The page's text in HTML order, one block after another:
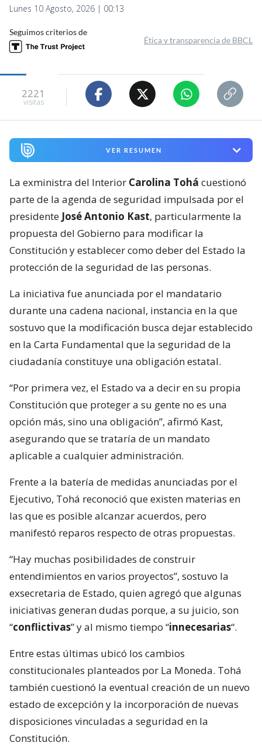
Lunes 10 Agosto, 2026 | 00:13
Seguimos criterios de
Ética y transparencia de BBCL
2221
visitas
VER RESUMEN
La exministra del Interior Carolina Tohá cuestionó
parte de la agenda de seguridad impulsada por el
presidente José Antonio Kast, particularmente la
propuesta del Gobierno para modificar la
Constitución y establecer como deber del Estado la
protección de la seguridad de las personas.
La iniciativa fue anunciada por el mandatario
durante una cadena nacional, instancia en la que
sostuvo que la modificación busca dejar establecido
en la Carta Fundamental que la seguridad de la
ciudadanía constituye una obligación estatal.
“Por primera vez, el Estado va a decir en su propia
Constitución que proteger a su gente no es una
opción más, sino una obligación”, afirmó Kast,
asegurando que se trataría de un mandato
aplicable a cualquier administración.
Frente a la batería de medidas anunciadas por el
Ejecutivo, Tohá reconoció que existen materias en
las que es posible alcanzar acuerdos, pero
manifestó reparos respecto de otras propuestas.
“Hay muchas posibilidades de construir
entendimientos en varios proyectos”, sostuvo la
exsecretaria de Estado, quien agregó que algunas
iniciativas generan dudas porque, a su juicio, son
“conflictivas” y al mismo tiempo “innecesarias“.
Entre estas últimas ubicó los cambios
constitucionales planteados por La Moneda. Tohá
también cuestionó la eventual creación de un nuevo
estado de excepción y la incorporación de nuevas
disposiciones vinculadas a seguridad en la
Constitución.